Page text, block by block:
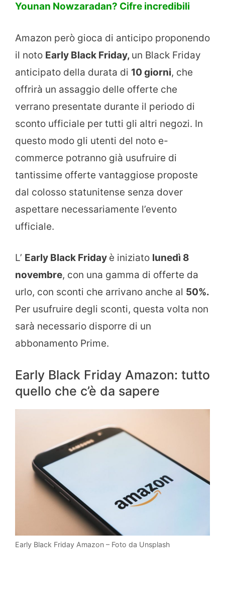
Younan Nowzaradan? Cifre incredibili
Amazon però gioca di anticipo proponendo
il noto Early Black Friday, un Black Friday
anticipato della durata di 10 giorni, che
offrirà un assaggio delle offerte che
verrano presentate durante il periodo di
sconto ufficiale per tutti gli altri negozi. In
questo modo gli utenti del noto e-
commerce potranno già usufruire di
tantissime offerte vantaggiose proposte
dal colosso statunitense senza dover
aspettare necessariamente l’evento
ufficiale.
L’ Early Black Friday è iniziato lunedì 8
novembre, con una gamma di offerte da
urlo, con sconti che arrivano anche al 50%.
Per usufruire degli sconti, questa volta non
sarà necessario disporre di un
abbonamento Prime.
Early Black Friday Amazon: tutto
quello che c’è da sapere
Early Black Friday Amazon – Foto da Unsplash